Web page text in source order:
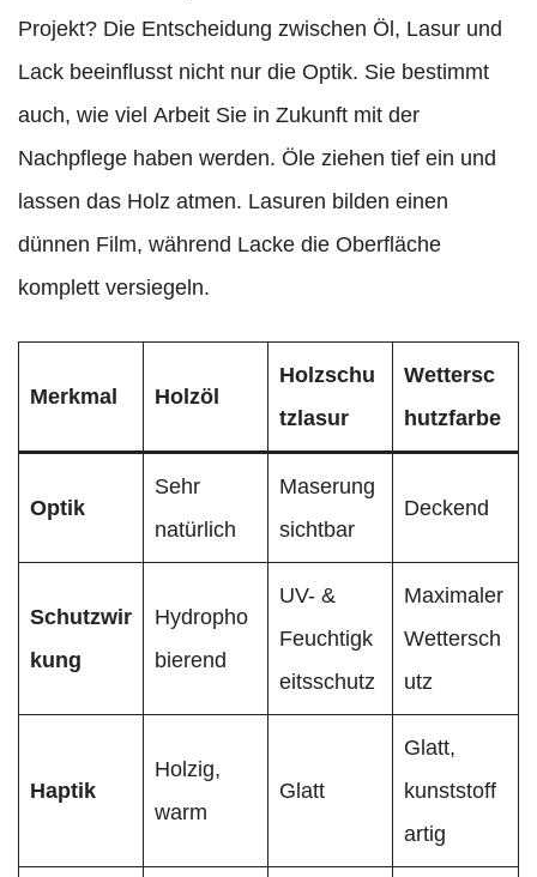
Projekt? Die Entscheidung zwischen Öl, Lasur und
Lack beeinflusst nicht nur die Optik. Sie bestimmt
auch, wie viel Arbeit Sie in Zukunft mit der
Nachpflege haben werden. Öle ziehen tief ein und
lassen das Holz atmen. Lasuren bilden einen
dünnen Film, während Lacke die Oberfläche
komplett versiegeln.
Merkmal Holzöl
Holzschu
tzlasur
Wettersc
hutzfarbe
Optik
Sehr
natürlich
Maserung
sichtbar
Deckend
Schutzwir
kung
Hydropho
bierend
UV- &
Feuchtigk
eitsschutz
Maximaler
Wettersch
utz
Haptik
Holzig,
warm
Glatt
Glatt,
kunststoff
artig